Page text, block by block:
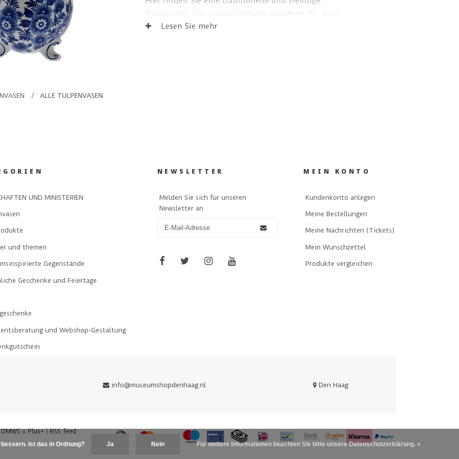
/ ALLE TULPENVASEN
Tulpenvase. Das niederländische Geschenk für Jung
und Alt für Freund und Geschäftsbeziehung.
Lesen Sie mehr
UND MINISTERIEN
und themen
Gegenstände
Geschenke und Feiertage
und Webshop-Gestaltung
NEWSLETTER
Melden Sie sich für unseren
Newsletter an
MEIN KONTO
Kundenkonto anlegen
Meine Bestellungen
Meine Nachrichten (Tickets)
Mein Wunschzettel
Produkte vergleichen
info@museumshopdenhaag.nl Den Haag
DMWS x Plus+
RSS feed
Ist das in Ordnung? Ja Nein Für weitere Informationen beachten Sie bitte unsere Datenschutzerklärung. »